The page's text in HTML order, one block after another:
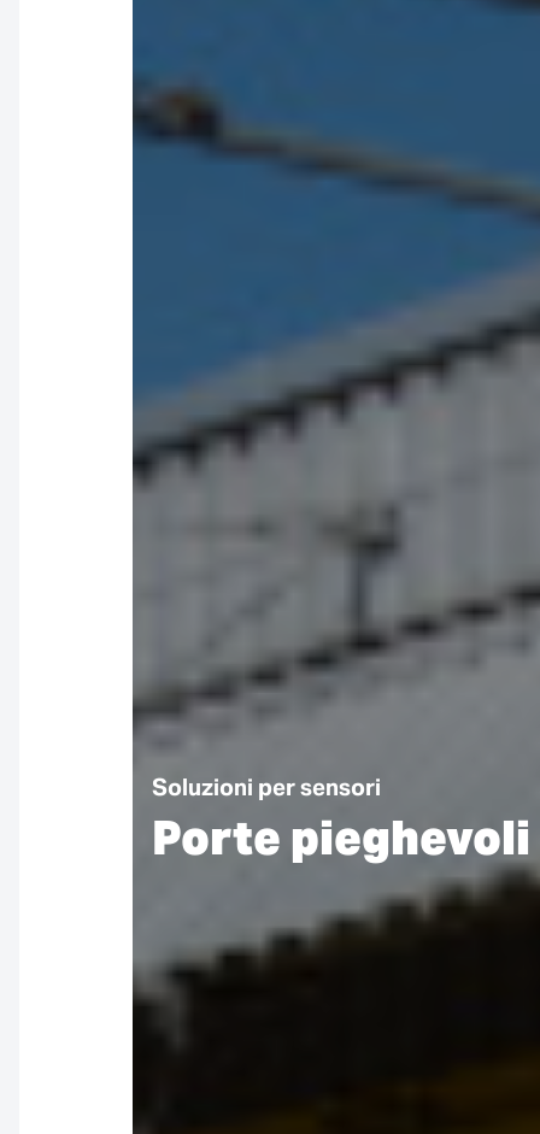
Soluzioni per sensori
Porte pieghevoli